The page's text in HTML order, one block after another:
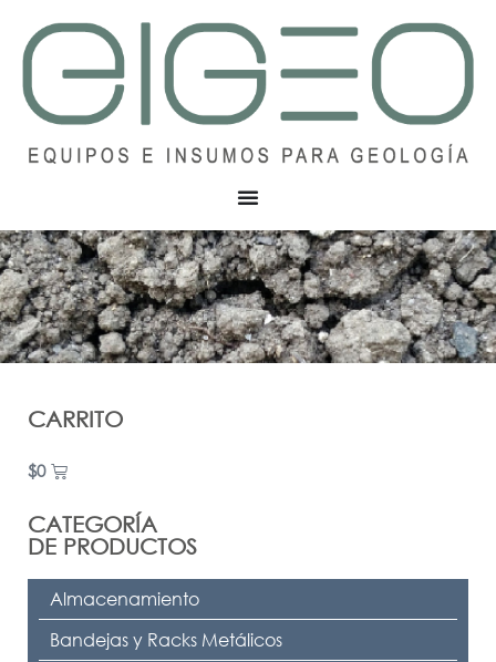
CARRITO
$0
CATEGORÍA
DE PRODUCTOS
Almacenamiento
Bandejas y Racks Metálicos